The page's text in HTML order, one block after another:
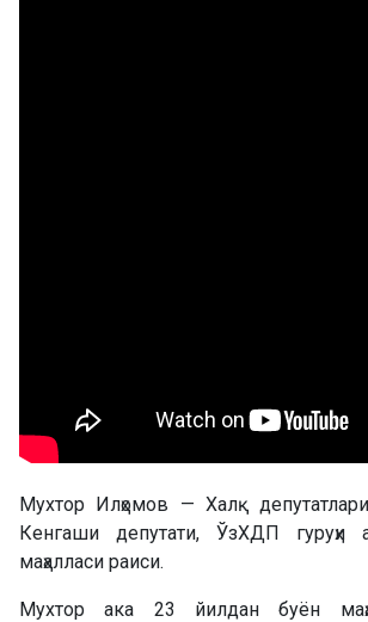
Мухтор Илҳомов — Халқ
Кенгаши депутати, ЎзХДП гуруҳи
маҳалласи раиси.
Мухтор ака 23 йилдан буён